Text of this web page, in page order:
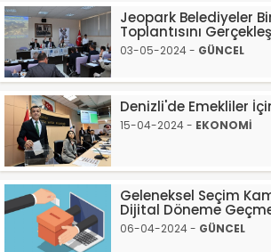
Jeopark Belediyeler
Toplantısını
03-05-2024 - GÜNCEL
Denizli'de Emekliler
15-04-2024 - EKONOMİ
Geleneksel Seçim
Dijital Döneme
06-04-2024 - GÜNCEL